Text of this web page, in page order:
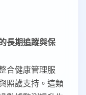
長期追蹤與保
合健康管理服
照護支持。這類